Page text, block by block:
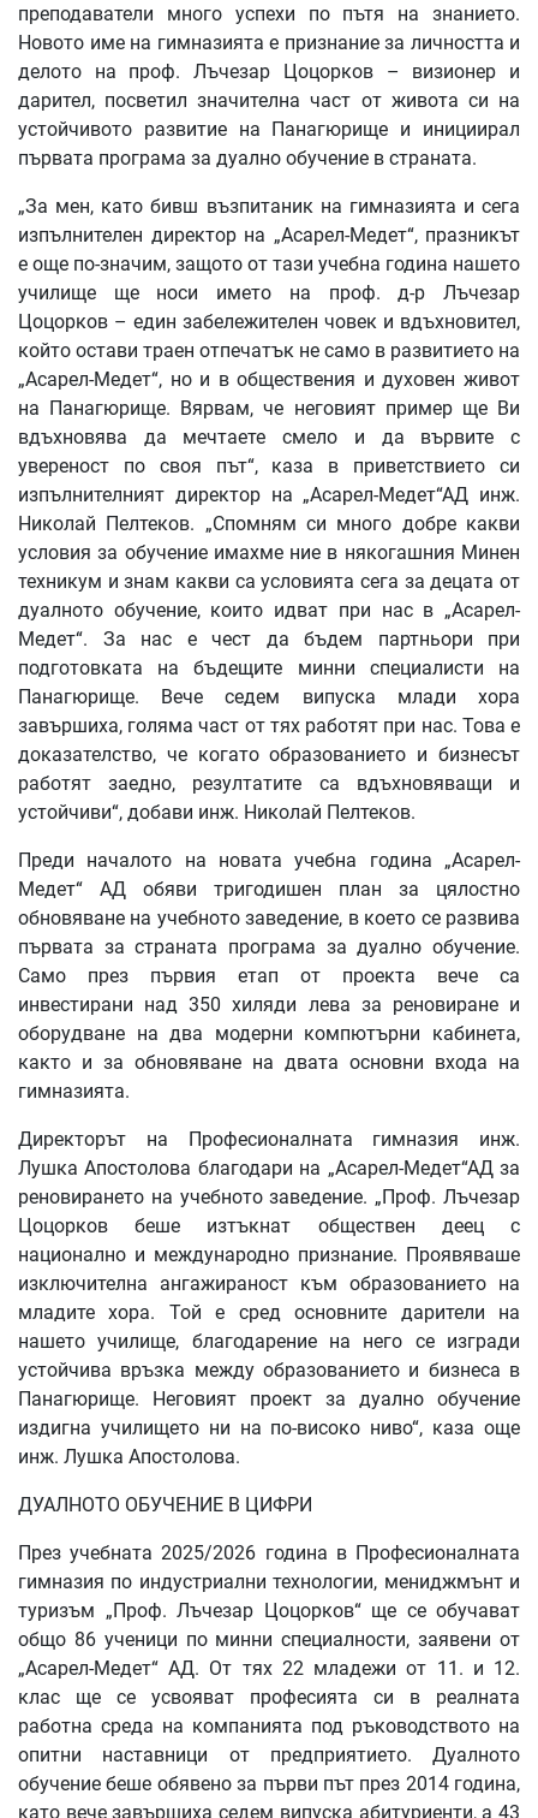
преподаватели много успехи по пътя на знанието.
Новото име на гимназията е признание за личността и
делото на проф. Лъчезар Цоцорков – визионер и
дарител, посветил значителна част от живота си на
устойчивото развитие на Панагюрище и инициирал
първата програма за дуално обучение в страната.
„За мен, като бивш възпитаник на гимназията и сега
изпълнителен директор на „Асарел-Медет“, празникът
е още по-значим, защото от тази учебна година нашето
училище ще носи името на проф. д-р Лъчезар
Цоцорков – един забележителен човек и вдъхновител,
който остави траен отпечатък не само в развитието на
„Асарел-Медет“, но и в обществения и духовен живот
на Панагюрище. Вярвам, че неговият пример ще Ви
вдъхновява да мечтаете смело и да вървите с
увереност по своя път“, каза в приветствието си
изпълнителният директор на „Асарел-Медет“АД инж.
Николай Пелтеков. „Спомням си много добре какви
условия за обучение имахме ние в някогашния Минен
техникум и знам какви са условията сега за децата от
дуалното обучение, които идват при нас в „Асарел-
Медет“. За нас е чест да бъдем партньори при
подготовката на бъдещите минни специалисти на
Панагюрище. Вече седем випуска млади хора
завършиха, голяма част от тях работят при нас. Това е
доказателство, че когато образованието и бизнесът
работят заедно, резултатите са вдъхновяващи и
устойчиви“, добави инж. Николай Пелтеков.
Преди началото на новата учебна година „Асарел-
Медет“ АД обяви тригодишен план за цялостно
обновяване на учебното заведение, в което се развива
първата за страната програма за дуално обучение.
Само през първия етап от проекта вече са
инвестирани над 350 хиляди лева за реновиране и
оборудване на два модерни компютърни кабинета,
както и за обновяване на двата основни входа на
гимназията.
Директорът на Професионалната гимназия инж.
Лушка Апостолова благодари на „Асарел-Медет“АД за
реновирането на учебното заведение. „Проф. Лъчезар
Цоцорков беше изтъкнат обществен деец с
национално и международно признание. Проявяваше
изключителна ангажираност към образованието на
младите хора. Той е сред основните дарители на
нашето училище, благодарение на него се изгради
устойчива връзка между образованието и бизнеса в
Панагюрище. Неговият проект за дуално обучение
издигна училището ни на по-високо ниво“, каза още
инж. Лушка Апостолова.
ДУАЛНОТО ОБУЧЕНИЕ В ЦИФРИ
През учебната 2025/2026 година в Професионалната
гимназия по индустриални технологии, мениджмънт и
туризъм „Проф. Лъчезар Цоцорков“ ще се обучават
общо 86 ученици по минни специалности, заявени от
„Асарел-Медет“ АД. От тях 22 младежи от 11. и 12.
клас ще се усвояват професията си в реалната
работна среда на компанията под ръководството на
опитни наставници от предприятието. Дуалното
обучение беше обявено за първи път през 2014 година,
като вече завършиха седем випуска абитуриенти, а 43